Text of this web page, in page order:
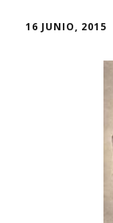
16 JUNIO, 2015